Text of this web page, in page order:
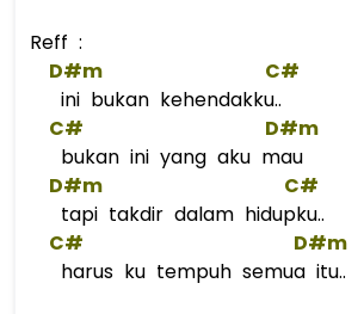
Reff :
D#m
C#
ini bukan kehendakku..
C#
D#m
bukan ini yang aku mau
D#m
C#
tapi takdir dalam hidupku..
C#
D#m
harus ku tempuh semua itu..